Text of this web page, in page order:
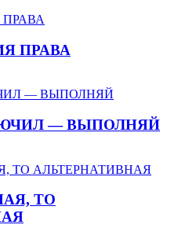
ПРАВА
— ВЫПОЛНЯЙ
ТО